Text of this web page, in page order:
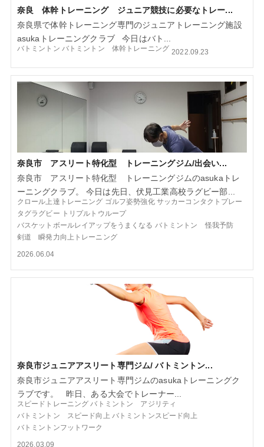
奈良 体幹トレーニング ジュニア競技に必要なトレー...
奈良県で体幹トレーニング専門のジュニアトレーニング施設
asukaトレーニングクラブ 今日はバト...
バトミントン バトミントン 体幹トレーニング 2022.09.23
奈良市 アスリート特化型 トレーニングジム/出会い...
奈良市 アスリート特化型 トレーニングジムのasukaトレ
ーニングクラブ。 今日は先日、伏見工業高校ラグビー部...
クロール上達トレーニング ゴルフ姿勢強化 サッカーコンタクトプレー
タグラグビー トリプルトウループ
バスケットボールレイアップをうまくなる バトミントン 怪我予防
剣道 瞬発力向上トレーニング
2026.06.04
奈良市ジュニアアスリート専門ジム/ バトミントン...
奈良市ジュニアアスリート専門ジムのasukaトレーニングク
ラブです。 昨日、ある大会でトレーナー...
スピードトレーニング バトミントン アジリティ
バトミントン スピード向上 バトミントンスピード向上
バトミントンフットワーク
2026.03.09